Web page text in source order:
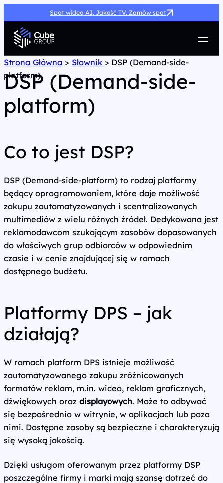
Spot wideo AI. Jakość TV. Zamów spot
Usługi
Jak możemy pomóc
Case Study
Marketing Hub
Kontakt
Strona Główna > Słownik > DSP (Demand-side-
platform)
DSP (Demand-side-
platform)
Co to jest DSP?
DSP (Demand-side-platform) to rodzaj platformy
będący oprogramowaniem, które daje możliwość
zakupu zautomatyzowanych i scentralizowanych
multimediów z wielu różnych źródeł. Dedykowana jest
reklamodawcom szukającym zasobów dopasowanych
do właściwych grup odbiorców w odpowiednim
czasie i w cenie znajdującej się w ramach
dostępnego budżetu.
Platformy DPS – jak
działają?
W ramach platform DPS istnieje możliwość
zautomatyzowanego zakupu zróżnicowanych
formatów reklam, m.in. wideo, reklam graficznych,
dźwiękowych oraz displayowych. Może to odbywać
się bezpośrednio w witrynie, w aplikacjach lub poza
nimi. Dostępne zasoby są bezpieczne i charakteryzują
się wysoką jakością.
Dzięki usługom oferowanym przez platformy DSP
poszczególne firmy i marki mają szansę dotrzeć do